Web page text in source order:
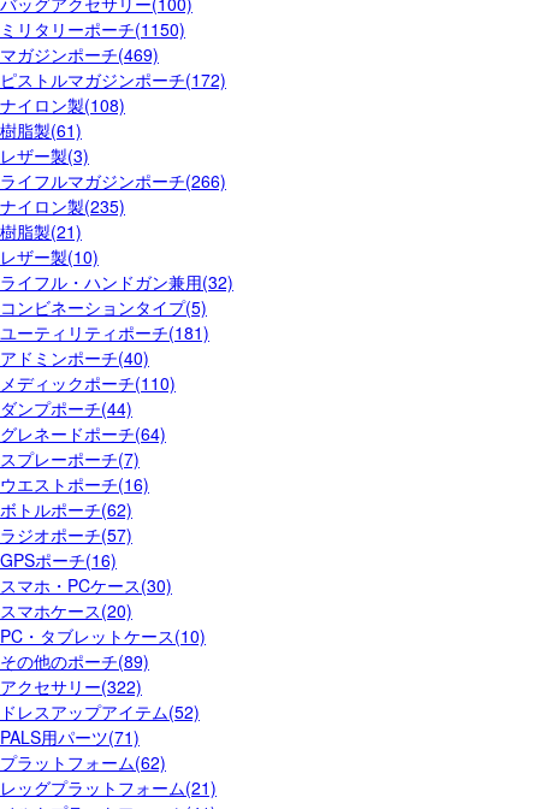
ミリタリーポーチ(1150)
マガジンポーチ(469)
ピストルマガジンポーチ(172)
ナイロン製(108)
樹脂製(61)
レザー製(3)
ライフルマガジンポーチ(266)
ナイロン製(235)
樹脂製(21)
レザー製(10)
ライフル・ハンドガン兼用(32)
コンビネーションタイプ(5)
ユーティリティポーチ(181)
アドミンポーチ(40)
メディックポーチ(110)
ダンプポーチ(44)
グレネードポーチ(64)
スプレーポーチ(7)
ウエストポーチ(16)
ボトルポーチ(62)
ラジオポーチ(57)
GPSポーチ(16)
スマホ・PCケース(30)
スマホケース(20)
PC・タブレットケース(10)
その他のポーチ(89)
アクセサリー(322)
ドレスアップアイテム(52)
PALS用パーツ(71)
プラットフォーム(62)
レッグプラットフォーム(21)